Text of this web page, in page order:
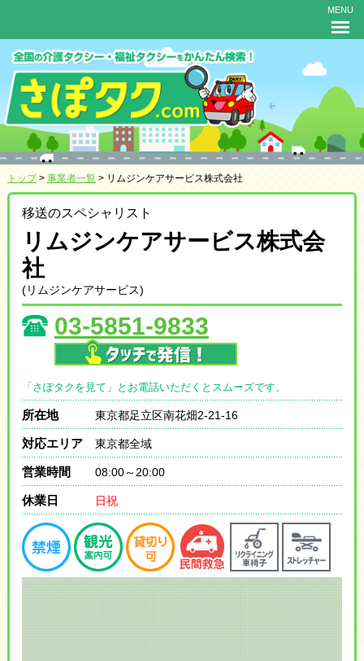
MENU
トップ>事業者一覧> リムジンケアサービス株式会社
移送のスペシャリスト
リムジンケアサービス株式会
社
(リムジンケアサービス)
03-5851-9833
「さぽタクを見て」とお電話いただくとスムーズです。
所在地 東京都足立区南花畑2-21-16
対応エリア 東京都全域
営業時間 08:00～20:00
休業日 日祝